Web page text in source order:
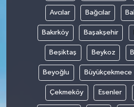
Avcılar Bağcılar
Bakırköy Başakşehir
Beşiktaş Beykoz
Beyoğlu Büyükçekmece
Çekmeköy Esenler
YEREL YÖNETİM
MEDYA
SEÇİM 2011
ÜÇÜNCÜ SAYFA